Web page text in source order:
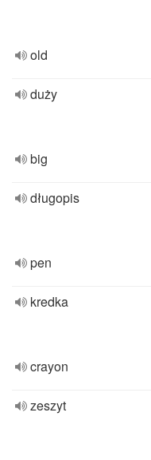
old
duży
big
długopis
pen
kredka
crayon
zeszyt